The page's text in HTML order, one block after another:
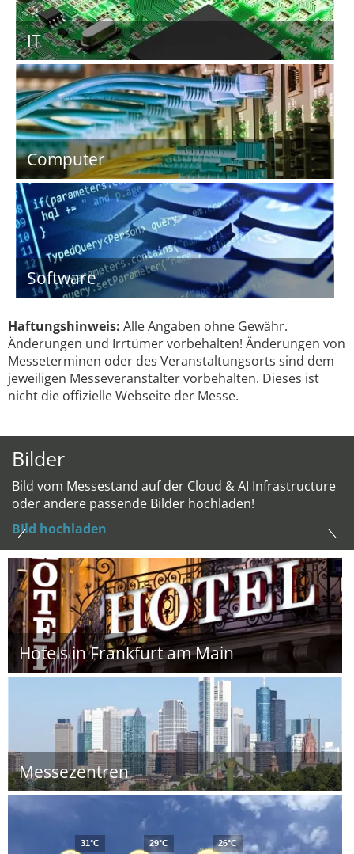
IT
Computer
Software
Haftungshinweis: Alle Angaben ohne Gewähr.
Änderungen und Irrtümer vorbehalten! Änderungen von
Messeterminen oder des Veranstaltungsorts sind dem
jeweiligen Messeveranstalter vorbehalten. Dieses ist
nicht die offizielle Webseite der Messe.
Bilder
Bild vom Messestand auf der Cloud & AI Infrastructure
oder andere passende Bilder hochladen!
Bild hochladen
Hotels in Frankfurt am Main
Messezentren
31°C
29°C
26°C